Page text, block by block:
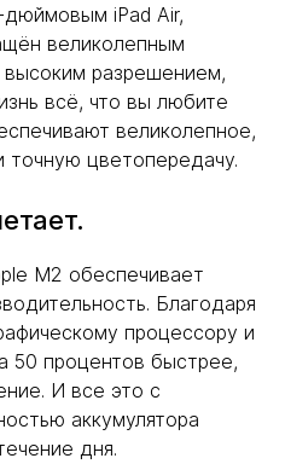
iPad Air,
великолепным
разрешением,
всё, что вы любите
великолепное,
точную цветопередачу.
M2 обеспечивает
Благодаря
процессору и
50 процентов быстрее,
И все это с
аккумулятора
дня.